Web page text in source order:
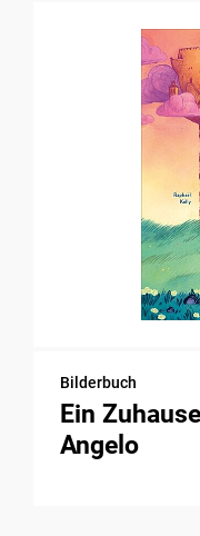
Bilderbuch
Ein
Angelo